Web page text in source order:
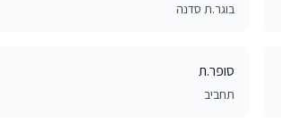
בוגר.ת סדנה
סופר.ת
תחביב